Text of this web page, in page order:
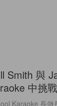
Smith 與
中挑
Karaoke 長做